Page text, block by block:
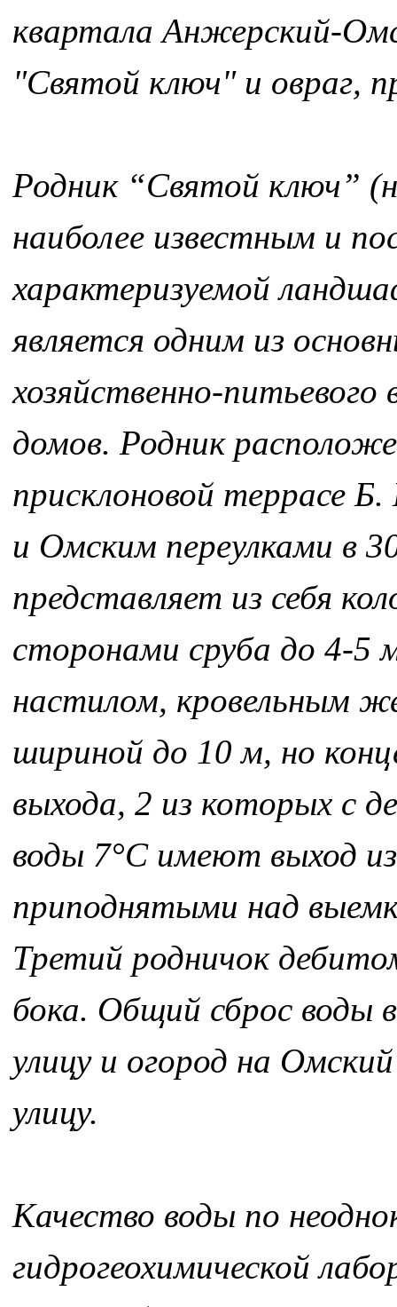
квартала Анжерский-
"Святой ключ" и овраг,
Родник “Святой ключ”
наиболее известным и
характеризуемой
является одним из
хозяйственно-
домов. Родник
присклоновой террасе
и Омским переулками в
представляет из себя
сторонами сруба до 4-
настилом, кровельным
шириной до 10 м, но
выхода, 2 из которых с
воды 7°С имеют выход
приподнятыми над
Третий родничок
бока. Общий сброс воды
улицу и огород на
улицу.
Качество воды по
гидрогеохимической